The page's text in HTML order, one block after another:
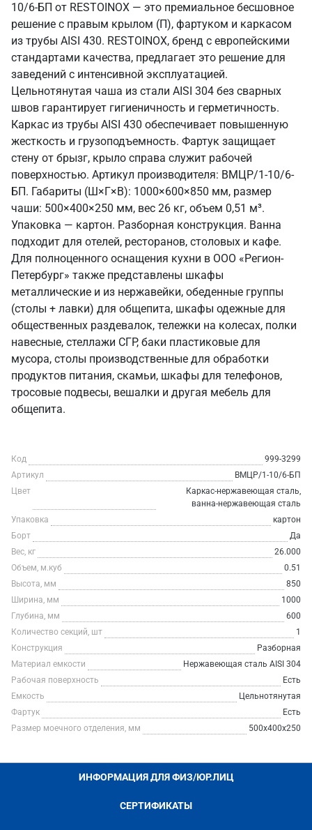
10/6-БП от RESTOINOX — это премиальное бесшовное
решение с правым крылом (П), фартуком и каркасом
из трубы AISI 430. RESTOINOX, бренд с европейскими
стандартами качества, предлагает это решение для
заведений с интенсивной эксплуатацией.
Цельнотянутая чаша из стали AISI 304 без сварных
швов гарантирует гигиеничность и герметичность.
Каркас из трубы AISI 430 обеспечивает повышенную
жесткость и грузоподъемность. Фартук защищает
стену от брызг, крыло справа служит рабочей
поверхностью. Артикул производителя: ВМЦР/1-10/6-
БП. Габариты (Ш×Г×В): 1000×600×850 мм, размер
чаши: 500×400×250 мм, вес 26 кг, объем 0,51 м³.
Упаковка — картон. Разборная конструкция. Ванна
подходит для отелей, ресторанов, столовых и кафе.
Для полноценного оснащения кухни в ООО «Регион-
Петербург» также представлены шкафы
металлические и из нержавейки, обеденные группы
(столы + лавки) для общепита, шкафы одежные для
общественных раздевалок, тележки на колесах, полки
навесные, стеллажи СГР, баки пластиковые для
мусора, столы производственные для обработки
продуктов питания, скамьи, шкафы для телефонов,
тросовые подвесы, вешалки и другая мебель для
общепита.
Код
999-3299
Артикул
ВМЦР/1-10/6-БП
Цвет
Каркас-нержавеющая сталь,
ванна-нержавеющая сталь
Упаковка
картон
Борт
Да
Вес, кг
26.000
Объем, м.куб
0.51
Высота, мм
850
Ширина, мм
1000
Глубина, мм
600
Количество секций, шт
1
Конструкция
Разборная
Материал емкости
Нержавеющая сталь AISI 304
Рабочая поверхность
Есть
Емкость
Цельнотянутая
Фартук
Есть
Размер моечного отделения, мм
500х400х250
ИНФОРМАЦИЯ ДЛЯ ФИЗ/ЮР.ЛИЦ
СЕРТИФИКАТЫ